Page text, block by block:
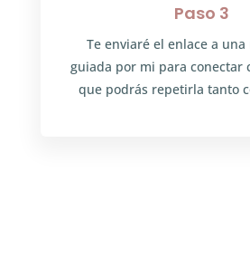
Paso 3
Te enviaré el enlace a
guiada por mi para conectar
que podrás repetirla tanto